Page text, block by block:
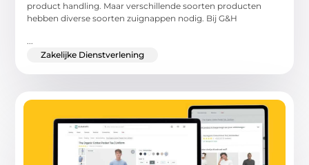
product handling. Maar verschillende soorten producten
hebben diverse soorten zuignappen nodig. Bij G&H
Zakelijke Dienstverlening